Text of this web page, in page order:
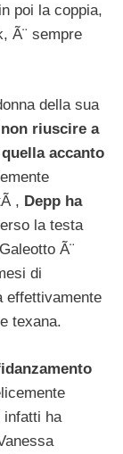
poi la coppia,
Ã¨ sempre
della sua
non riuscire a
accanto
, Depp ha
la testa
Ã¨
di
effettivamente
texana.
ha